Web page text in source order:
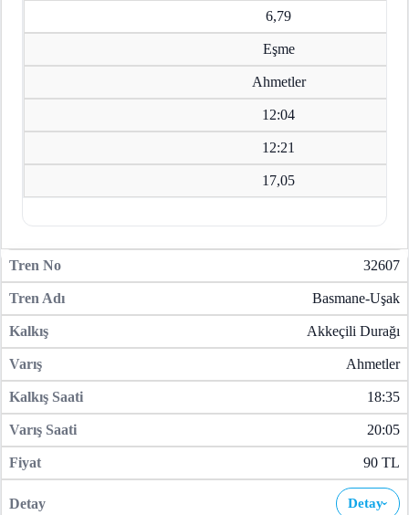
6,79
Eşme
Ahmetler
12:04
12:21
17,05
32607
Basmane-Uşak
Akkeçili Durağı
Ahmetler
18:35
20:05
90 TL
Detay›